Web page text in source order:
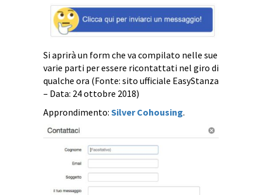
Si aprirà un form che va compilato nelle sue
varie parti per essere ricontattati nel giro di
qualche ora (Fonte: sito ufficiale EasyStanza
– Data: 24 ottobre 2018)
Approndimento: Silver Cohousing.